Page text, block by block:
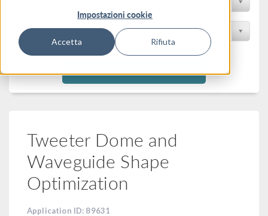
Impostazioni cookie
Accetta Rifiuta
Filtra per Prodotto
Filtra
Tweeter Dome and
Waveguide Shape
Optimization
Application ID: 89631